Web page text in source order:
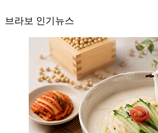
브라보 인기뉴스